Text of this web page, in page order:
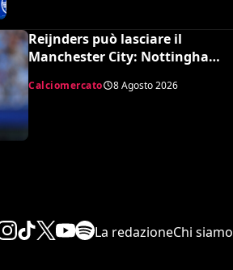
Reijnders può lasciare il
Manchester City: Nottingham
Calciomercato 8 Agosto 2026
La redazioneChi siamo